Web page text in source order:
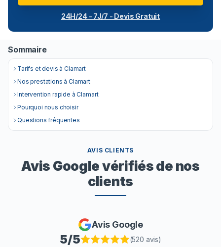
24H/24 - 7J/7 - Devis Gratuit
Sommaire
Tarifs et devis à Clamart
Nos prestations à Clamart
Intervention rapide à Clamart
Pourquoi nous choisir
Questions fréquentes
AVIS CLIENTS
Avis Google vérifiés de nos
clients
Avis Google
5/5 (520 avis)